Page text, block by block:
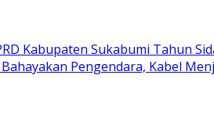
Kabupaten Sukabumi Tahun
Pengendara, Kabel